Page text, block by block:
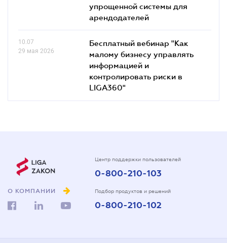
упрощенной системы для
арендодателей
10.07
29 мая 2026
Бесплатный вебинар "Как
малому бизнесу управлять
информацией и
контролировать риски в
LIGA360"
О КОМПАНИИ
Центр поддержки пользователей
0-800-210-103
Подбор продуктов и решений
0-800-210-102